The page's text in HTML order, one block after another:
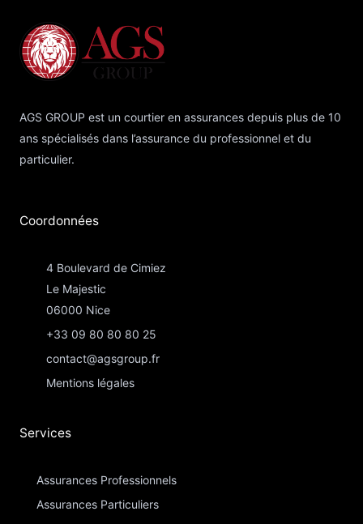
AGS GROUP est un courtier en assurances depuis plus de 10
ans spécialisés dans l’assurance du professionnel et du
particulier.
Coordonnées​
4 Boulevard de Cimiez
Le Majestic
06000 Nice
+33 09 80 80 80 25
contact@agsgroup.fr
Mentions légales
Services
Assurances Professionnels
Assurances Particuliers​